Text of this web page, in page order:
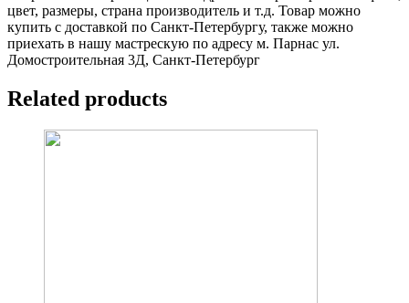
цвет, размеры, страна производитель и т.д. Товар можно
купить с доставкой по Санкт-Петербургу, также можно
приехать в нашу мастрескую по адресу м. Парнас ул.
Домостроительная 3Д, Санкт-Петербург
Related products